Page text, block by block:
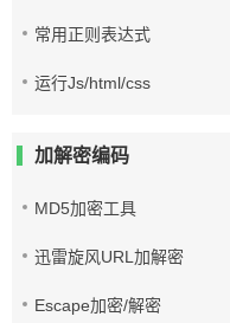
常用正则表达式
运行Js/html/css
加解密编码
MD5加密工具
迅雷旋风URL加解密
Escape加密/解密